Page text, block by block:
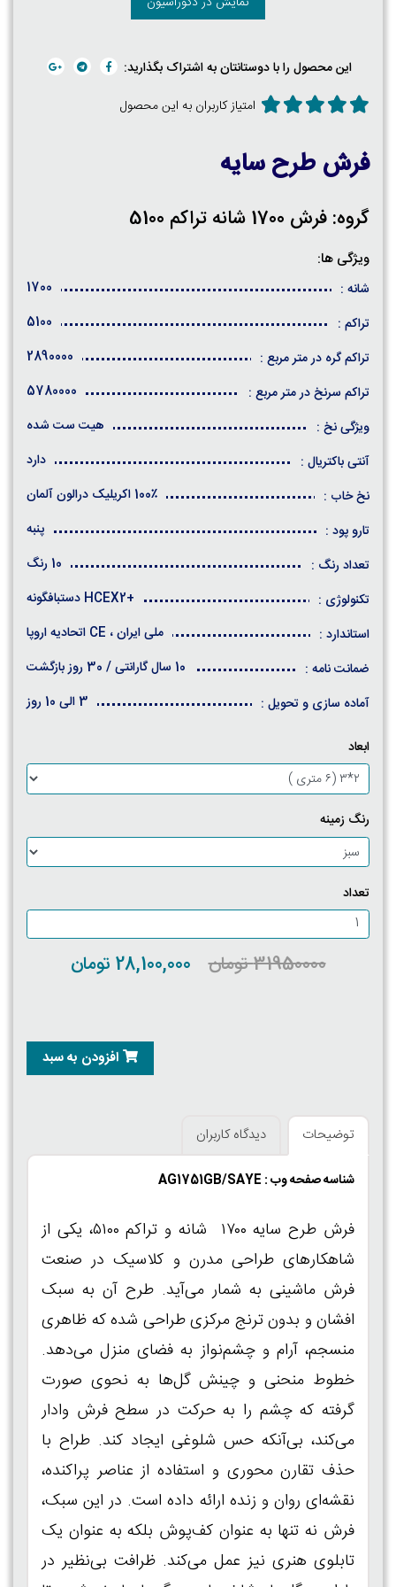
این محصول را با دوستانتان به اشتراک بگذارید:
امتیاز کاربران به این محصول
فرش طرح سایه
گروه: فرش 1700 شانه تراکم 5100
ویژگی ها:
شانه :
1700
تراکم :
5100
تراکم گره در متر مربع :
2890000
تراکم سرنخ در متر مربع :
5780000
ویژگی نخ :
هیت ست شده
آنتی باکتریال :
دارد
نخ خاب :
100٪ اکریلیک درالون آلمان
تارو پود :
پنبه
تعداد رنگ :
10 رنگ
تکنولوژی :
+HCEX2 دستبافگونه
استاندارد :
ملی ایران ، CE اتحادیه اروپا
ضمانت نامه :
10 سال گارانتی / 30 روز بازگشت
آماده سازی و تحویل :
3 الی 10 روز
ابعاد
رنگ زمینه
تعداد
31950000 تومان 28,100,000 تومان
افزودن به سبد
توضیحات دیدگاه کاربران
شناسه صفحه وب : AG1751GB/SAYE
فرش طرح سایه ۱۷۰۰ شانه و تراکم ۵۱۰۰، یکی از
شاهکارهای طراحی مدرن و کلاسیک در صنعت
فرش ماشینی به شمار می‌آید. طرح آن به سبک
افشان و بدون ترنج مرکزی طراحی شده که ظاهری
منسجم، آرام و چشم‌نواز به فضای منزل می‌دهد.
خطوط منحنی و چینش گل‌ها به نحوی صورت
گرفته که چشم را به حرکت در سطح فرش وادار
می‌کند، بی‌آنکه حس شلوغی ایجاد کند. طراح با
حذف تقارن محوری و استفاده از عناصر پراکنده،
نقشه‌ای روان و زنده ارائه داده است. در این سبک،
فرش نه تنها به عنوان کف‌پوش بلکه به عنوان یک
تابلوی هنری نیز عمل می‌کند. ظرافت بی‌نظیر در